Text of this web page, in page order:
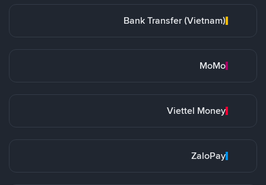
Bank Transfer (Vietnam)
MoMo
Viettel Money
ZaloPay